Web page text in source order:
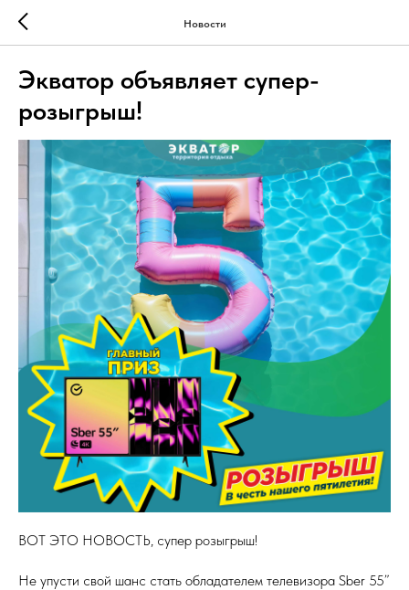
Новости
Экватор объявляет супер-
розыгрыш!
ВОТ ЭТО НОВОСТЬ, супер розыгрыш!
Не упусти свой шанс стать обладателем телевизора Sber 55”